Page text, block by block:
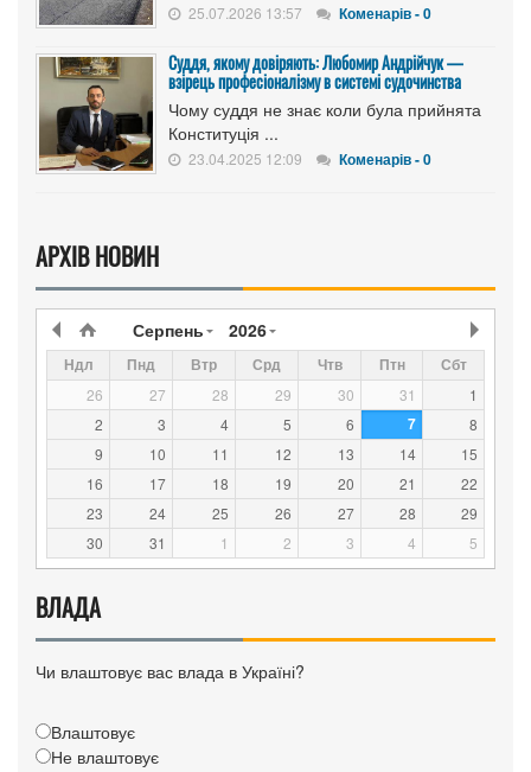
25.07.2026 13:57 Коменарів - 0
Суддя, якому довіряють: Любомир Андрійчук —
взірець професіоналізму в системі судочинства
Чому суддя не знає коли була прийнята
Конституція ...
23.04.2025 12:09 Коменарів - 0
АРХІВ НОВИН
Серпень 2026
Ндл Пнд Втр Срд Чтв Птн Сбт
26 27 28 29 30 31
1
2
3 4 5 6 7
8
9
10 11 12 13 14
15
16
17 18 19 20 21
22
23
24 25 26 27 28
29
30
31 1 2 3 4 5
ВЛАДА
Чи влаштовує вас влада в Україні?
Влаштовує
Не влаштовує